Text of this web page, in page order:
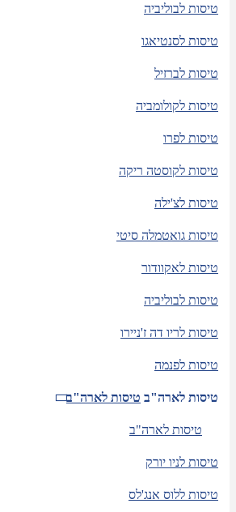
טיסות לבוליביה
טיסות לסנטיאגו
טיסות לברזיל
טיסות לקולומביה
טיסות לפרו
טיסות לקוסטה ריקה
טיסות לצ'ילה
טיסות גואטמלה סיטי
טיסות לאקוודור
טיסות לבוליביה
טיסות לריו דה ז'ניירו
טיסות לפנמה
טיסות לארה"ב טיסות לארה"ב
טיסות לארה"ב
טיסות לניו יורק
טיסות ללוס אנג'לס